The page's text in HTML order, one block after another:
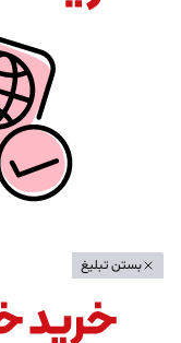
بستن تبلیغ